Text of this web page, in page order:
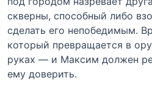
скверны, способный либо
сделать его непобедимым.
который превращается в
руках — и Максим должен
ему доверить.